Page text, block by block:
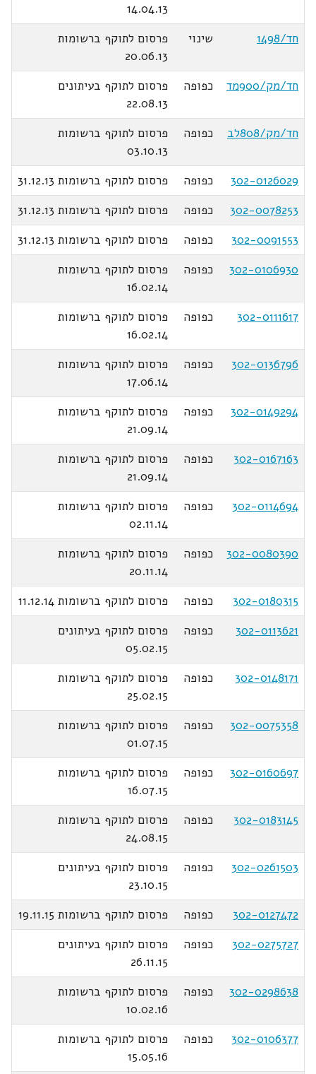
14.04.13
חד/1498
שינוי
פרסום לתוקף ברשומות
20.06.13
חד/מק/900מד
כפופה
פרסום לתוקף בעיתונים
22.08.13
חד/מק/808לב
כפופה
פרסום לתוקף ברשומות
03.10.13
302-0126029
כפופה
פרסום לתוקף ברשומות 31.12.13
302-0078253
כפופה
פרסום לתוקף ברשומות 31.12.13
302-0091553
כפופה
פרסום לתוקף ברשומות 31.12.13
302-0106930
כפופה
פרסום לתוקף ברשומות
16.02.14
302-0111617
כפופה
פרסום לתוקף ברשומות
16.02.14
302-0136796
כפופה
פרסום לתוקף ברשומות
17.06.14
302-0149294
כפופה
פרסום לתוקף ברשומות
21.09.14
302-0167163
כפופה
פרסום לתוקף ברשומות
21.09.14
302-0114694
כפופה
פרסום לתוקף ברשומות
02.11.14
302-0080390
כפופה
פרסום לתוקף ברשומות
20.11.14
302-0180315
כפופה
פרסום לתוקף ברשומות 11.12.14
302-0113621
כפופה
פרסום לתוקף בעיתונים
05.02.15
302-0148171
כפופה
פרסום לתוקף ברשומות
25.02.15
302-0075358
כפופה
פרסום לתוקף ברשומות
01.07.15
302-0160697
כפופה
פרסום לתוקף ברשומות
16.07.15
302-0183145
כפופה
פרסום לתוקף ברשומות
24.08.15
302-0261503
כפופה
פרסום לתוקף בעיתונים
23.10.15
302-0127472
כפופה
פרסום לתוקף ברשומות 19.11.15
302-0275727
כפופה
פרסום לתוקף בעיתונים
26.11.15
302-0298638
כפופה
פרסום לתוקף ברשומות
10.02.16
302-0106377
כפופה
פרסום לתוקף ברשומות
15.05.16